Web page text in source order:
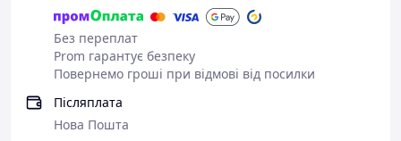
Без переплат
Prom гарантує безпеку
Повернемо гроші при відмові від посилки
Післяплата
Нова Пошта